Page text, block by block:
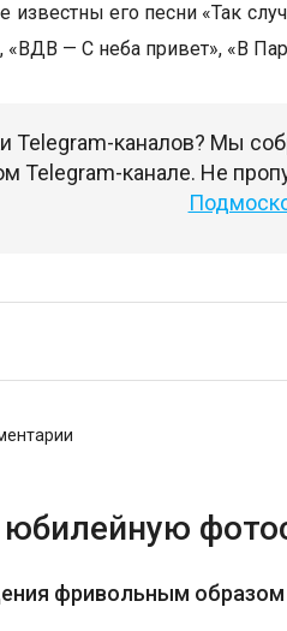
известны его песни «Так
«ВДВ — С неба привет», «В
Telegram-каналов? Мы
Telegram-канале. Не
юбилейную
фривольным образом